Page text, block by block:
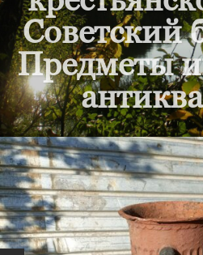
Советский
Предметы